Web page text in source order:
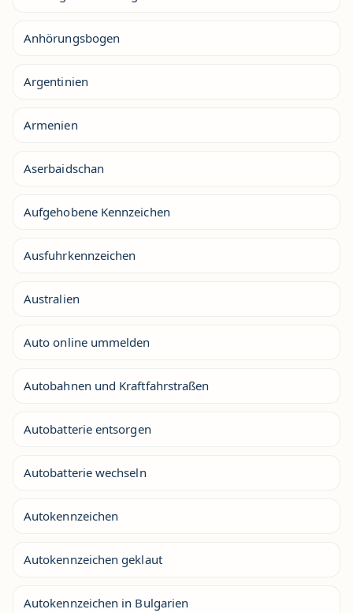
Anhörungsbogen
Argentinien
Armenien
Aserbaidschan
Aufgehobene Kennzeichen
Ausfuhrkennzeichen
Australien
Auto online ummelden
Autobahnen und Kraftfahrstraßen
Autobatterie entsorgen
Autobatterie wechseln
Autokennzeichen
Autokennzeichen geklaut
Autokennzeichen in Bulgarien